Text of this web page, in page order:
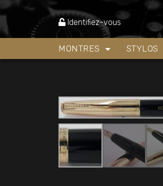
Identifiez-vous
MONTRES STYLOS
Stylos